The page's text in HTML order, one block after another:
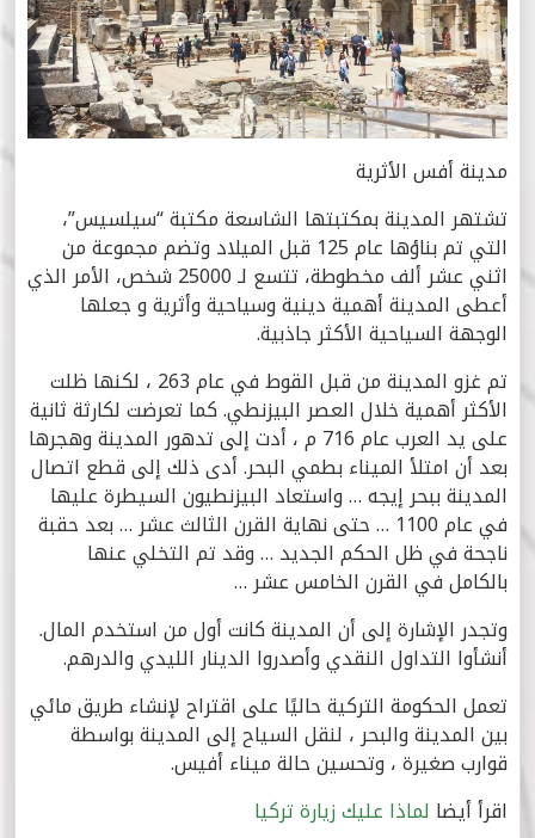
مدينة أفس الأثرية
تشتهر المدينة بمكتبتها الشاسعة مكتبة “سيلسيس”،
التي تم بناؤها عام 125 قبل الميلاد وتضم مجموعة من
اثني عشر ألف مخطوطة، تتسع لـ 25000 شخص، الأمر الذي
أعطى المدينة أهمية دينية وسياحية وأثرية و جعلها
الوجهة السياحية الأكثر جاذبية.
تم غزو المدينة من قبل القوط في عام 263 ، لكنها ظلت
الأكثر أهمية خلال العصر البيزنطي. كما تعرضت لكارثة ثانية
على يد العرب عام 716 م ، أدت إلى تدهور المدينة وهجرها
بعد أن امتلأ الميناء بطمي البحر. أدى ذلك إلى قطع اتصال
المدينة ببحر إيجه … واستعاد البيزنطيون السيطرة عليها
في عام 1100 … حتى نهاية القرن الثالث عشر … بعد حقبة
ناجحة في ظل الحكم الجديد … وقد تم التخلي عنها
بالكامل في القرن الخامس عشر …
وتجدر الإشارة إلى أن المدينة كانت أول من استخدم المال.
أنشأوا التداول النقدي وأصدروا الدينار الليدي والدرهم.
تعمل الحكومة التركية حاليًا على اقتراح لإنشاء طريق مائي
بين المدينة والبحر ، لنقل السياح إلى المدينة بواسطة
قوارب صغيرة ، وتحسين حالة ميناء أفيس.
اقرأ أيضا لماذا عليك زيارة تركيا